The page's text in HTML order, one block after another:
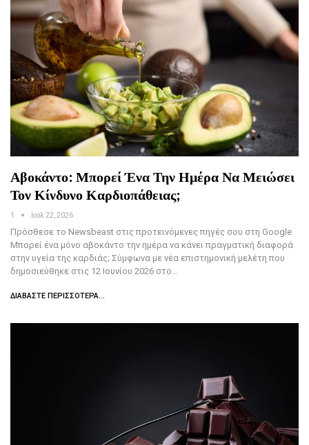
Αβοκάντο: Μπορεί Ένα Την Ημέρα Να Μειώσει
Τον Κίνδυνο Καρδιοπάθειας;
1 Ιούλ 22, 2026
Πρόσθεσε το Newsbeast στις προτεινόμενες πηγές σου στη Google
Μπορεί ένα μόνο αβοκάντο την ημέρα να κάνει πραγματική διαφορά
στην υγεία της καρδιάς; Σύμφωνα με νέα επιστημονική μελέτη που
δημοσιεύθηκε στις 12 Ιουνίου 2026 στο…
ΔΙΑΒΆΣΤΕ ΠΕΡΙΣΣΌΤΕΡΑ...